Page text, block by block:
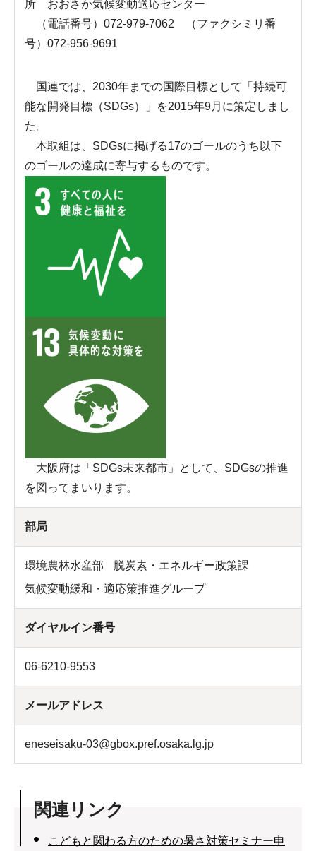
所 おおさか気候変動適応センター
（電話番号）072-979-7062 （ファクシミリ番
号）072-956-9691
国連では、2030年までの国際目標として「持続可
能な開発目標（SDGs）」を2015年9月に策定しまし
た。
本取組は、SDGsに掲げる17のゴールのうち以下
のゴールの達成に寄与するものです。
大阪府は「SDGs未来都市」として、SDGsの推進
を図ってまいります。
部局
環境農林水産部
脱炭素・エネルギー政策課
気候変動緩和・適応策推進グループ
ダイヤルイン番号
06-6210-9553
メールアドレス
eneseisaku-03@gbox.pref.osaka.lg.jp
関連リンク
こどもと関わる方のための暑さ対策セミナー申